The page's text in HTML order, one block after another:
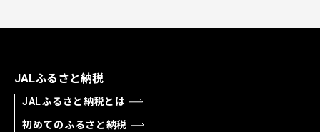
JALふるさと納税
JALふるさと納税とは
初めてのふるさと納税